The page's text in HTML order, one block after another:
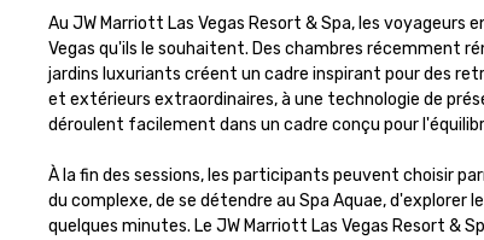
Au JW Marriott Las Vegas Resort & Spa, les
Vegas qu'ils le souhaitent. Des chambres récemment
jardins luxuriants créent un cadre inspirant pour des
et extérieurs extraordinaires, à une technologie de
déroulent facilement dans un cadre conçu pour
À la fin des sessions, les participants peuvent choisir
du complexe, de se détendre au Spa Aquae, d'explorer
quelques minutes. Le JW Marriott Las Vegas Resort &